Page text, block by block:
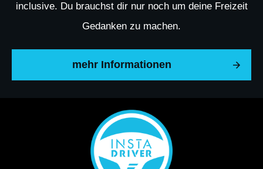
inclusive. Du brauchst dir nur noch um deine Freizeit
Gedanken zu machen.
mehr Informationen